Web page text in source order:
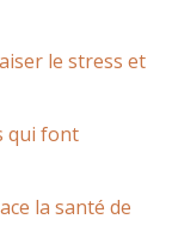
le stress et
qui font
la santé de